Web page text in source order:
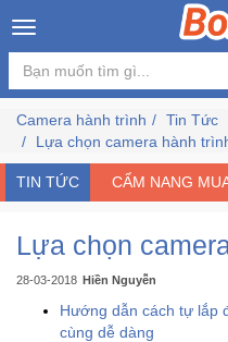
×
Đăng
nhập
ký
Trang
Chủ
Camera hành trình
Tin Tức
Lựa chọn camera hành
TIN TỨC CẨM NANG
Lựa chọn
28-03-2018 Hiền Nguyễn
Hướng dẫn cách tự lắp
cùng dễ dàng